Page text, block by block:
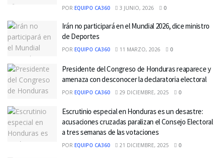
POR EQUIPO CA360 3 JUNIO, 2026 0
Irán no participará en el Mundial 2026, dice ministro
de Deportes
POR EQUIPO CA360 11 MARZO, 2026 0
Presidente del Congreso de Honduras reaparece y
amenaza con desconocer la declaratoria electoral
POR EQUIPO CA360 29 DICIEMBRE, 2025 0
Escrutinio especial en Honduras es un desastre:
acusaciones cruzadas paralizan el Consejo Electoral
a tres semanas de las votaciones
POR EQUIPO CA360 21 DICIEMBRE, 2025 0